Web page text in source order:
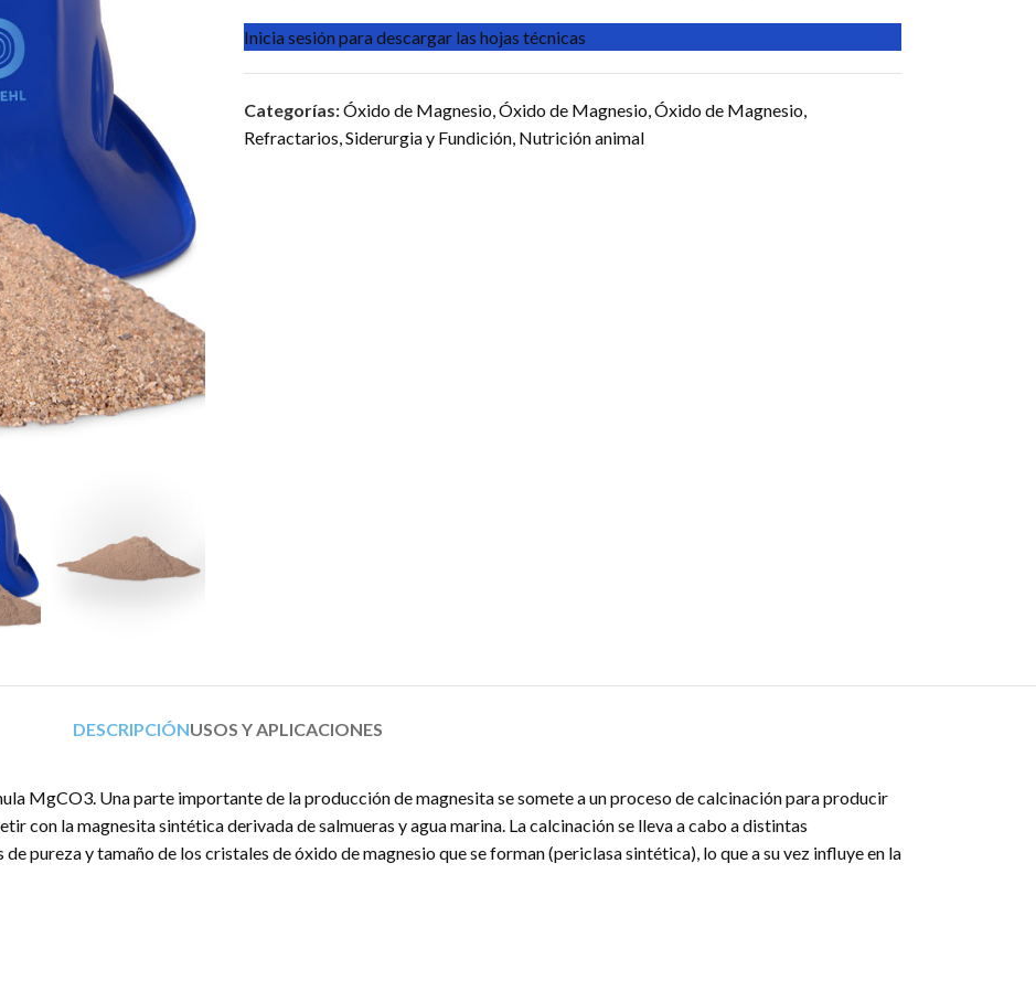
Inicia sesión para descargar las hojas técnicas
Categorías:Óxido de Magnesio,Óxido de Magnesio,Óxido de Magnesio,
Refractarios,Siderurgia y Fundición, Nutrición animal
DESCRIPCIÓNUSOS Y APLICACIONES
MgCO3. Una parte importante de la producción de magnesita se somete a un proceso de calcinación para producir
con la magnesita sintética derivada de salmueras y agua marina. La calcinación se lleva a cabo a distintas
pureza y tamaño de los cristales de óxido de magnesio que se forman (periclasa sintética), lo que a su vez influye en la